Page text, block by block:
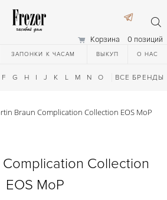
Корзина 0 позиций
ЗАПОНКИ К ЧАСАМ ВЫКУП О НАС
F G H I J K L M N O Q R S T
ВСЕ БРЕНДЫ
Braun Complication Collection EOS MoP
Collection
EOS MoP